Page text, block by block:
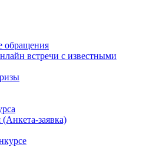
обращения
встречи с известными
(Анкета-заявка)